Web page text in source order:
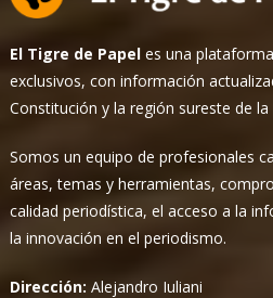
El Tigre de Papel es una
exclusivos, con información
Constitución y la región sureste de la
Somos un equipo de profesionales
áreas, temas y herramientas,
calidad periodística, el acceso a la
la innovación en el periodismo.
Dirección:Alejandro Iuliani